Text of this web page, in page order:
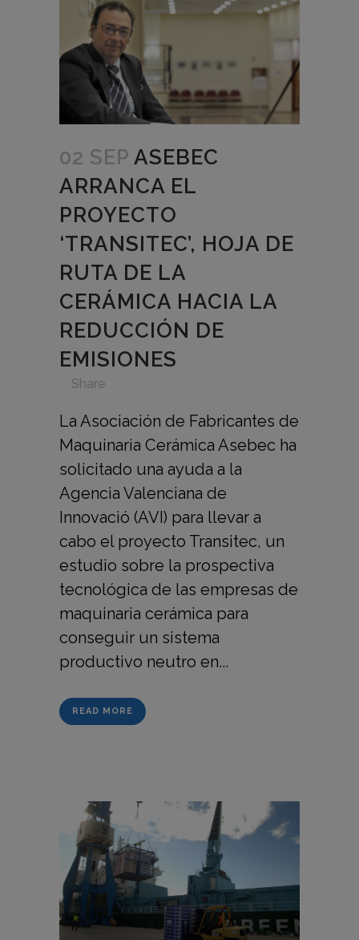
02 SEP ASEBEC
ARRANCA EL
PROYECTO
‘TRANSITEC’, HOJA DE
RUTA DE LA
CERÁMICA HACIA LA
REDUCCIÓN DE
EMISIONES
Share
La Asociación de Fabricantes de
Maquinaria Cerámica Asebec ha
solicitado una ayuda a la
Agencia Valenciana de
Innovació (AVI) para llevar a
cabo el proyecto Transitec, un
estudio sobre la prospectiva
tecnológica de las empresas de
maquinaria cerámica para
conseguir un sistema
productivo neutro en...
READ MORE